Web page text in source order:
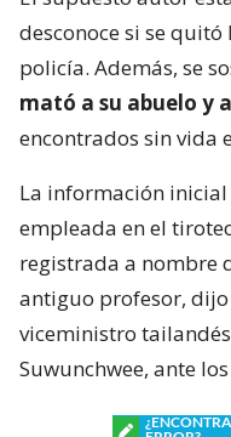
desconoce si se
policía. Además, se
mató a su abuelo y
encontrados sin vida
La información
empleada en el
registrada a nombre
antiguo profesor, dijo
viceministro
Suwunchwee, ante